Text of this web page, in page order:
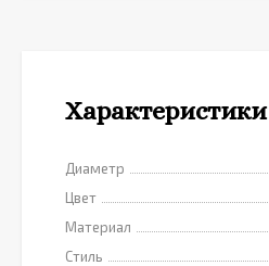
Характеристики
Диаметр
Цвет
Материал
Стиль